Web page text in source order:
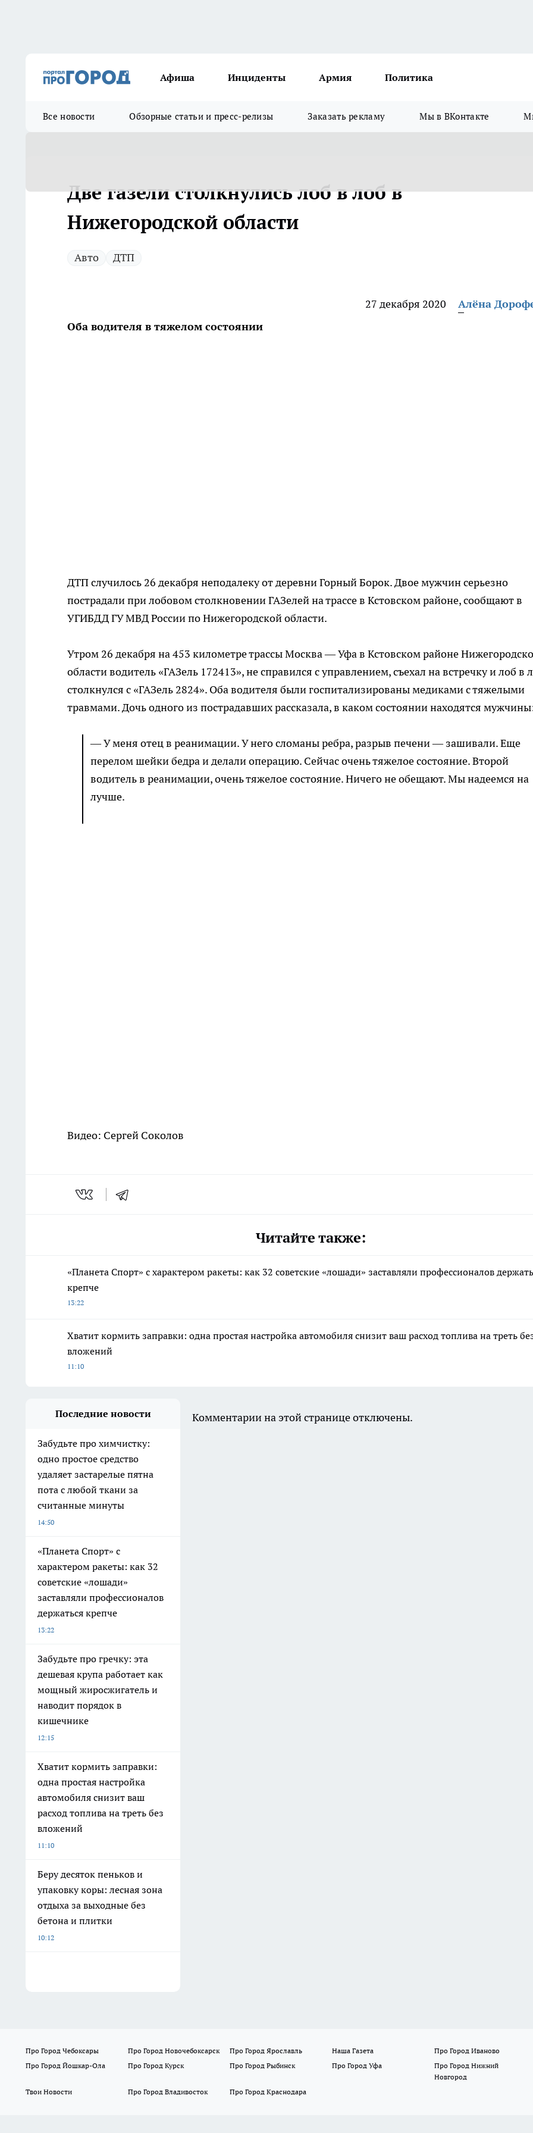
Афиша Инциденты Армия Политика
Все новости Обзорные статьи и пресс-релизы Заказать рекламу Мы в ВКонтакте
Две газели столкнулись лоб в лоб в
Нижегородской области
Авто ДТП
27 декабря 2020
Алёна
Оба водителя в тяжелом состоянии
ДТП случилось 26 декабря неподалеку от деревни Горный Борок. Двое мужчин серьезно
пострадали при лобовом столкновении ГАЗелей на трассе в Кстовском районе, сообщают в
УГИБДД ГУ МВД России по Нижегородской области.
Утром 26 декабря на 453 километре трассы Москва — Уфа в Кстовском районе
области водитель «ГАЗель 172413», не справился с управлением, съехал на встречку и лоб в
столкнулся с «ГАЗель 2824». Оба водителя были госпитализированы медиками с тяжелыми
травмами. Дочь одного из пострадавших рассказала, в каком состоянии находятся
— У меня отец в реанимации. У него сломаны ребра, разрыв печени — зашивали. Еще
перелом шейки бедра и делали операцию. Сейчас очень тяжелое состояние. Второй
водитель в реанимации, очень тяжелое состояние. Ничего не обещают. Мы надеемся на
лучше.
Видео: Сергей Соколов
Читайте также:
«Планета Спорт» с характером ракеты: как 32 советские «лошади» заставляли профессионалов
крепче
13:22
Хватит кормить заправки: одна простая настройка автомобиля снизит ваш расход топлива на треть
вложений
11:10
Последние новости
Забудьте про химчистку:
одно простое средство
удаляет застарелые пятна
пота с любой ткани за
считанные минуты
14:50
«Планета Спорт» с
характером ракеты: как 32
советские «лошади»
заставляли профессионалов
держаться крепче
13:22
Забудьте про гречку: эта
дешевая крупа работает как
мощный жиросжигатель и
наводит порядок в
кишечнике
12:15
Хватит кормить заправки:
одна простая настройка
автомобиля снизит ваш
расход топлива на треть без
вложений
11:10
Беру десяток пеньков и
упаковку коры: лесная зона
отдыха за выходные без
бетона и плитки
10:12
Комментарии на этой странице отключены.
Про Город Чебоксары Про Город Новочебоксарск Про Город Ярославль Наша Газета
Про Город Иваново
Про Город Йошкар-Ола
Про Город Курск Про Город Рыбинск Про Город Уфа
Про Город Нижний
Новгород
Твои Новости
Про Город Владивосток Про Город Краснодара